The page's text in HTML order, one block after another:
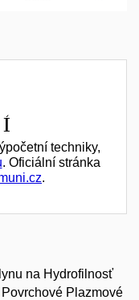
techniky,
. Oficiální stránka
.
na Hydrofilnosť
Plazmové